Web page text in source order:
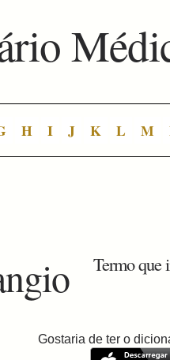
H I J K L M
Termo que
Gostaria de ter o